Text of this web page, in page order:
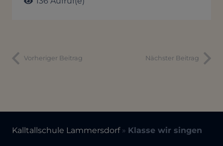
Vorheriger Beitrag Nächster Beitrag
Kalltallschule Lammersdorf» Klasse wir singen